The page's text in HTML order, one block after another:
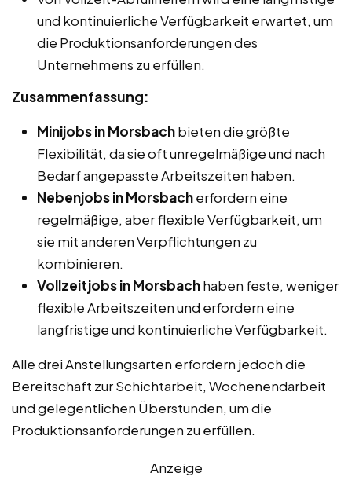
und kontinuierliche Verfügbarkeit erwartet, um
die Produktionsanforderungen des
Unternehmens zu erfüllen.
Zusammenfassung:
Minijobs in Morsbachbieten die größte
Flexibilität, da sie oft unregelmäßige und nach
Bedarf angepasste Arbeitszeiten haben.
Nebenjobs in Morsbacherfordern eine
regelmäßige, aber flexible Verfügbarkeit, um
sie mit anderen Verpflichtungen zu
kombinieren.
Vollzeitjobs in Morsbachhaben feste, weniger
flexible Arbeitszeiten und erfordern eine
langfristige und kontinuierliche Verfügbarkeit.
Alle drei Anstellungsarten erfordern jedoch die
Bereitschaft zur Schichtarbeit, Wochenendarbeit
und gelegentlichen Überstunden, um die
Produktionsanforderungen zu erfüllen.
Anzeige